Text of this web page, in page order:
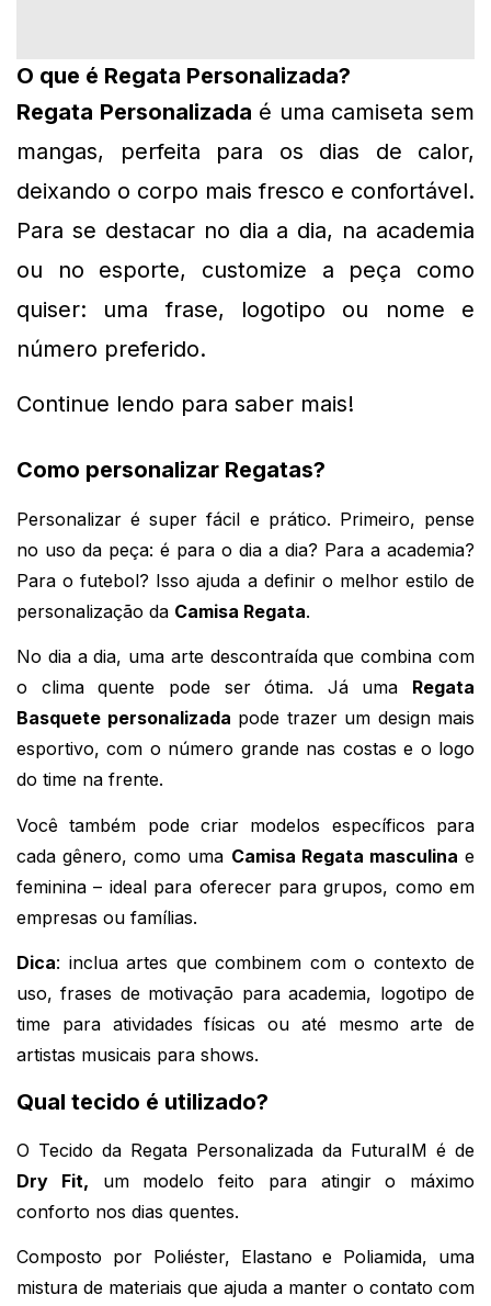
O que é Regata Personalizada?
Regata Personalizada é uma camiseta sem
mangas, perfeita para os dias de calor,
deixando o corpo mais fresco e confortável.
Para se destacar no dia a dia, na academia
ou no esporte, customize a peça como
quiser: uma frase, logotipo ou nome e
número preferido.
Continue lendo para saber mais!
Como personalizar Regatas?
Personalizar é super fácil e prático. Primeiro, pense
no uso da peça: é para o dia a dia? Para a academia?
Para o futebol? Isso ajuda a definir o melhor estilo de
personalização da Camisa Regata.
No dia a dia, uma arte descontraída que combina com
o clima quente pode ser ótima. Já uma Regata
Basquete personalizada pode trazer um design mais
esportivo, com o número grande nas costas e o logo
do time na frente.
Você também pode criar modelos específicos para
cada gênero, como uma Camisa Regata masculina e
feminina – ideal para oferecer para grupos, como em
empresas ou famílias.
Dica: inclua artes que combinem com o contexto de
uso, frases de motivação para academia, logotipo de
time para atividades físicas ou até mesmo arte de
artistas musicais para shows.
Qual tecido é utilizado?
Dry Fit, um modelo feito para atingir o máximo
conforto nos dias quentes.
Composto por Poliéster, Elastano e Poliamida, uma
mistura de materiais que ajuda a manter o contato com